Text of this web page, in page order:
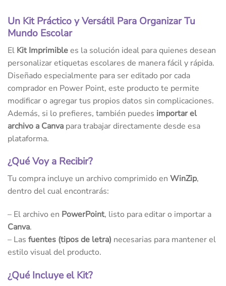
Un Kit Práctico y Versátil Para Organizar Tu
Mundo Escolar
El Kit Imprimiblees la solución ideal para quienes desean
personalizar etiquetas escolares de manera fácil y rápida.
Diseñado especialmente para ser editado por cada
comprador en Power Point, este producto te permite
modificar o agregar tus propios datos sin complicaciones.
Además, si lo prefieres, también puedes importar el
archivo a Canva para trabajar directamente desde esa
plataforma.
¿Qué Voy a Recibir?
Tu compra incluye un archivo comprimido en WinZip,
dentro del cual encontrarás:
– El archivo en PowerPoint, listo para editar o importar a
Canva.
– Las fuentes (tipos de letra) necesarias para mantener el
estilo visual del producto.
¿Qué Incluye el Kit?